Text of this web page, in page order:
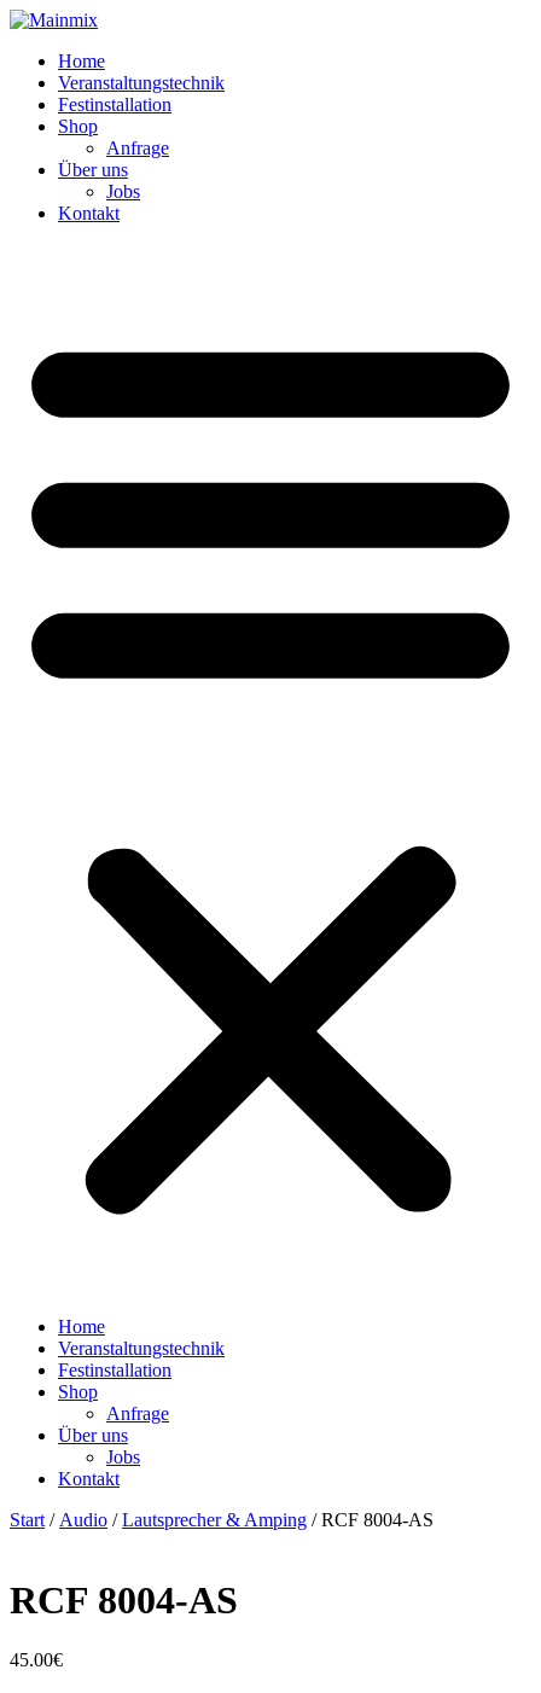
Zum
springenHome
Veranstaltungstechnik
Festinstallation
Shop
Anfrage
Über uns
Jobs
Kontakt
Home
Veranstaltungstechnik
Festinstallation
Shop
Anfrage
Über uns
Jobs
Kontakt
Start / Audio /Lautsprecher & Amping / RCF 8004-AS
RCF 8004-AS
45.00€